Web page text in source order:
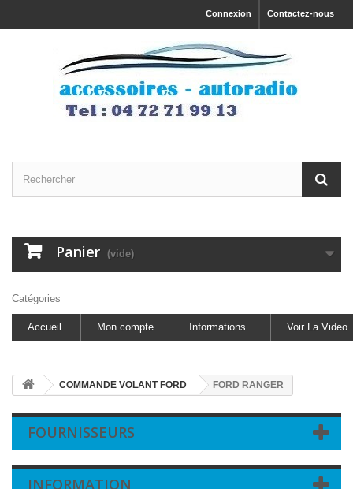
Contactez-nous
Connexion
Panier (vide)
Catégories
Accueil Mon compte Informations Voir La Video
COMMANDE VOLANT FORD FORD RANGER
FOURNISSEURS
INFORMATION